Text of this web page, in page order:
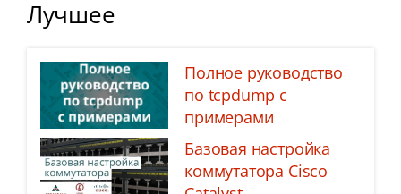
Лучшее
Полное руководство
по tcpdump с
примерами
Базовая настройка
коммутатора Cisco